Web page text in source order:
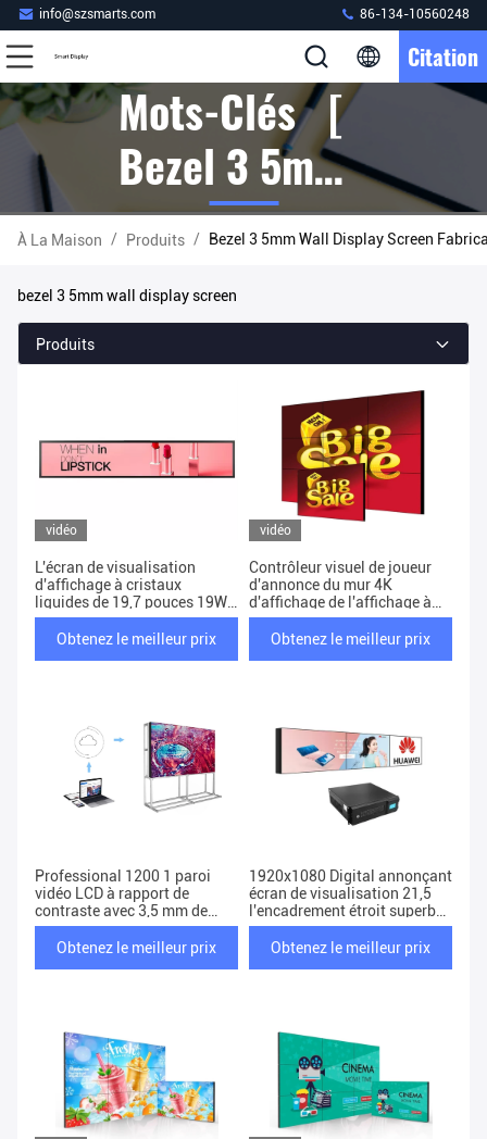
info@szsmarts.com 86-134-10560248
Citation
Mots-Clés [
Bezel 3 5mm
Wall Display
Screen ]
Correspondre
102 Produits
À La Maison / Produits / Bezel 3 5mm Wall Display Screen
bezel 3 5mm wall display screen
Produits
vidéo
L'écran de visualisation
d'affichage à cristaux
liquides de 19,7 pouces 19W
a étiré la barre
495.5*180*10.6mm
Obtenez le meilleur prix
vidéo
Contrôleur visuel de joueur
d'annonce du mur 4K
d'affichage de l'affichage à
cristaux liquides 3D 2X2 de
Windows Android
Obtenez le meilleur prix
Professional 1200 1 paroi
vidéo LCD à rapport de
contraste avec 3,5 mm de
largeur de bordure
Obtenez le meilleur prix
1920x1080 Digital annonçant
écran de visualisation 21,5
l'encadrement étroit superbe
du kilogramme 500cd/M2
Obtenez le meilleur prix